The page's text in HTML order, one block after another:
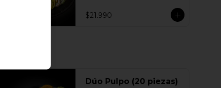
cebollín 10 | Ciboulette - Pollo,
queso crema, cebollín 10 | Panko -
$21.990
Dúo Pulpo (20 piezas)